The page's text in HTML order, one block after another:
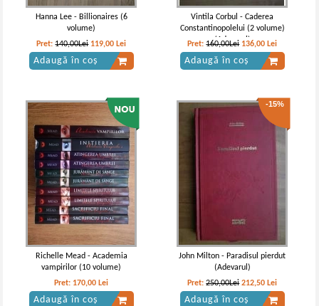
Alexandre Dumas - Vicontele de
Bragelonne (volumul 1)
Hanna Lee - Billionaires (6
volume)
Pret:140,00Lei 119,00 Lei
Adaugă în coș
Vintila Corbul - Caderea
Constantinopolelui (2 volume)
(Adevarul)
Pret:160,00Lei 136,00 Lei
Adaugă în coș
Richelle Mead - Academia
vampirilor (10 volume)
Pret: 170,00 Lei
Adaugă în coș
-15%
John Milton - Paradisul pierdut
(Adevarul)
Pret:250,00Lei 212,50 Lei
Adaugă în coș